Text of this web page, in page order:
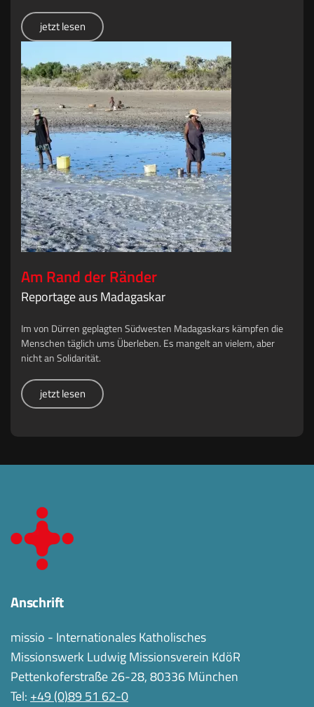
jetzt lesen
Am Rand der Ränder
Reportage aus Madagaskar
Im von Dürren geplagten Südwesten Madagaskars kämpfen die
Menschen täglich ums Überleben. Es mangelt an vielem, aber
nicht an Solidarität.
jetzt lesen
Anschrift
missio - Internationales Katholisches
Missionswerk Ludwig Missionsverein KdöR
Pettenkoferstraße 26-28, 80336 München
Tel: +49 (0)89 51 62-0